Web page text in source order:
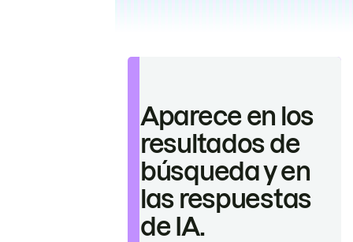
Aparece en los
resultados de
búsqueda y en
las respuestas
de IA.